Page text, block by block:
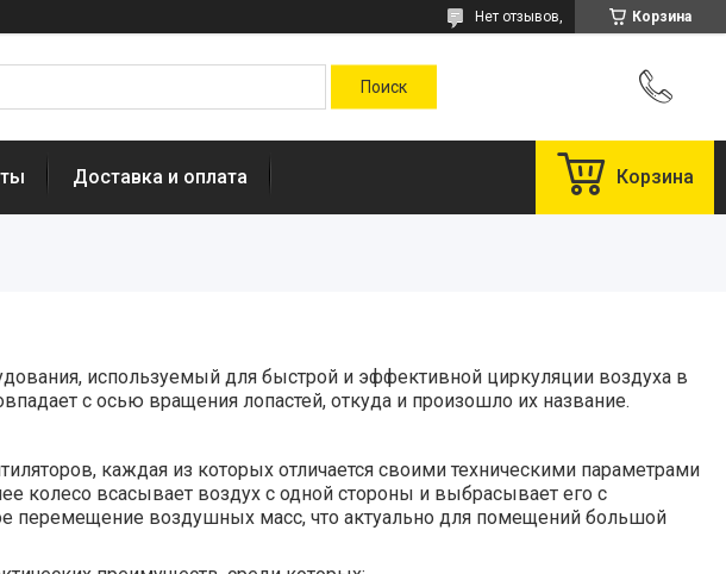
Корзина
Нет отзывов,
Доставка и оплата Корзина
используемый для быстрой и эффективной циркуляции воздуха в
с осью вращения лопастей, откуда и произошло их название.
каждая из которых отличается своими техническими параметрами
колесо всасывает воздух с одной стороны и выбрасывает его с
перемещение воздушных масс, что актуально для помещений большой